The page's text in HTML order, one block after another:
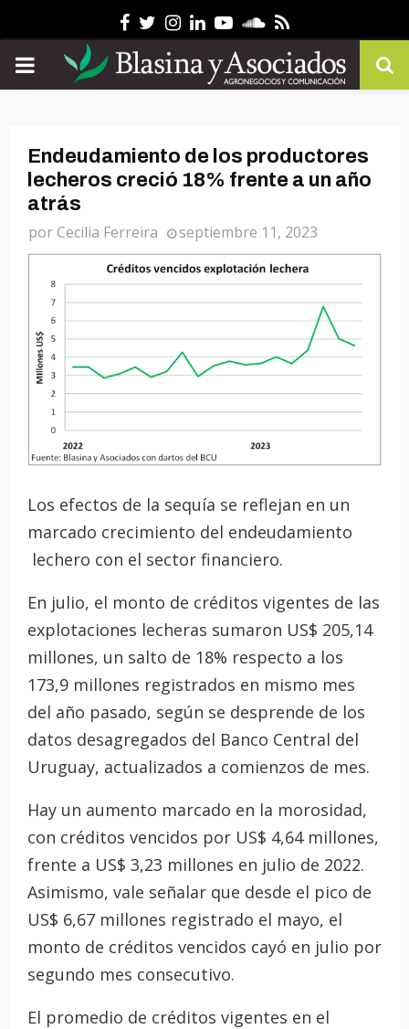
Facebook
Twitter
Instagram
Linkedin
YoutubeSoundcloud
Rss
PRIMARY
Endeudamiento de los productores
lecheros creció 18% frente a un año
atrás
porCecilia Ferreira septiembre 11, 2023
Los efectos de la sequía se reflejan en un
marcado crecimiento del endeudamiento
lechero con el sector financiero.
En julio, el monto de créditos vigentes de las
explotaciones lecheras sumaron US$ 205,14
millones, un salto de 18% respecto a los
173,9 millones registrados en mismo mes
del año pasado, según se desprende de los
datos desagregados del Banco Central del
Uruguay, actualizados a comienzos de mes.
Hay un aumento marcado en la morosidad,
con créditos vencidos por US$ 4,64 millones,
frente a US$ 3,23 millones en julio de 2022.
Asimismo, vale señalar que desde el pico de
US$ 6,67 millones registrado el mayo, el
monto de créditos vencidos cayó en julio por
segundo mes consecutivo.
El promedio de créditos vigentes en el